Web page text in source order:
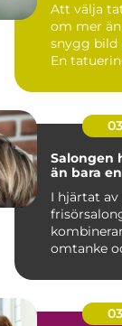
Att välja
om mer
snygg bild
En
Salongen
än bara
I hjärtat av
omtanke